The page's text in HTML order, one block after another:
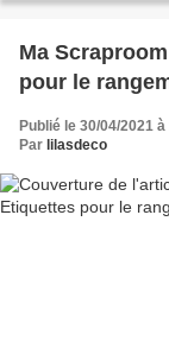
Ma
pour le
Publié le 30/04/2021
Par lilasdeco